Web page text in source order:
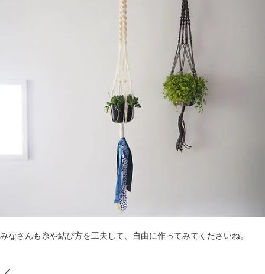
みなさんも糸や結び方を工夫して、自由に作ってみてくださいね。